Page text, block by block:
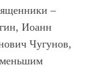
–
Иоанн
Чугунов,